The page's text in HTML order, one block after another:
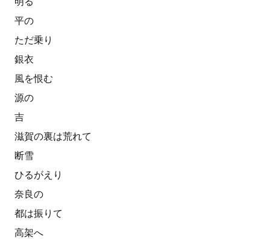
平の
ただ乗り
銀衣
風を恨む
源の
吉
滋賀の裏は荒れて
断雪
ひるがえり
奈良の
都は振りて
高架へ